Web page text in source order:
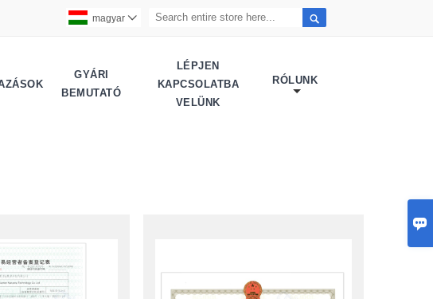


magyar 
GYÁRI
BEMUTATÓ
LÉPJEN
KAPCSOLATBA
VELÜNK
RÓLUNK